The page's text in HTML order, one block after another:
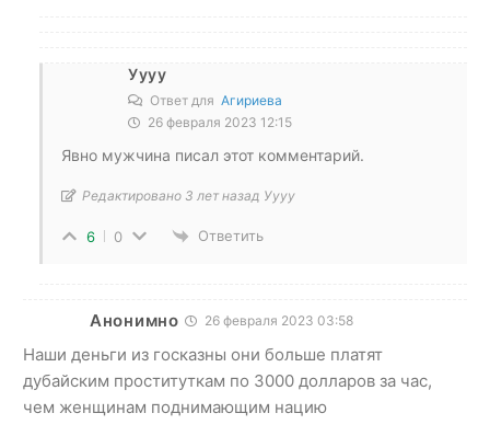
Уууу
Ответ для Агириева
26 февраля 2023 12:15
Явно мужчина писал этот комментарий.
Редактировано 3 лет назад Уууу
6 0 Ответить
Анонимно 26 февраля 2023 03:58
Наши деньги из госказны они больше платят
дубайским проституткам по 3000 долларов за час,
чем женщинам поднимающим нацию